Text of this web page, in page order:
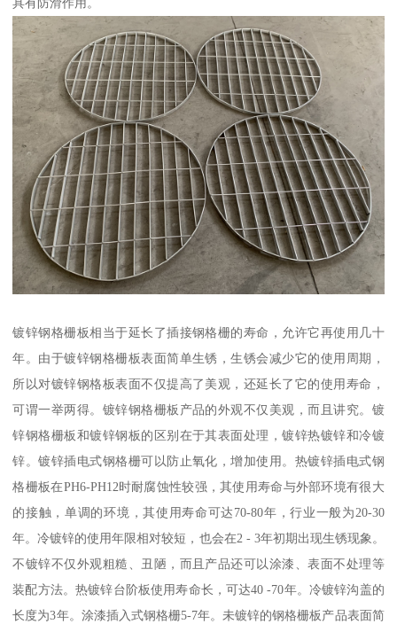
镀锌钢格栅板相当于延长了插接钢格栅的寿命，允许它再使用几十
年。由于镀锌钢格栅板表面简单生锈，生锈会减少它的使用周期，
所以对镀锌钢格板表面不仅提高了美观，还延长了它的使用寿命，
可谓一举两得。镀锌钢格栅板产品的外观不仅美观，而且讲究。镀
锌钢格栅板和镀锌钢板的区别在于其表面处理，镀锌热镀锌和冷镀
锌。镀锌插电式钢格栅可以防止氧化，增加使用。热镀锌插电式钢
格栅板在PH6-PH12时耐腐蚀性较强，其使用寿命与外部环境有很大
的接触，单调的环境，其使用寿命可达70-80年，行业一般为20-30
年。冷镀锌的使用年限相对较短，也会在2 - 3年初期出现生锈现象。
不镀锌不仅外观粗糙、丑陋，而且产品还可以涂漆、表面不处理等
装配方法。热镀锌台阶板使用寿命长，可达40 -70年。冷镀锌沟盖的
长度为3年。涂漆插入式钢格栅5-7年。未镀锌的钢格栅板产品表面简